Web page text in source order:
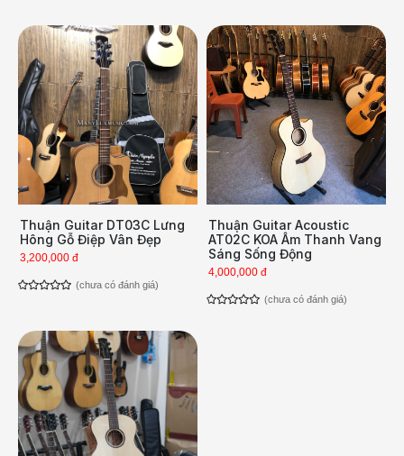
Thuận Guitar DT03C Lưng
Hông Gỗ Điệp Vân Đẹp
3,200,000 đ
(chưa có đánh giá)
Thuận Guitar Acoustic
AT02C KOA Âm Thanh Vang
Sáng Sống Động
4,000,000 đ
(chưa có đánh giá)